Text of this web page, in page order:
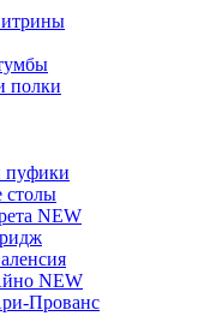
полки
пуфики
столы
NEW
NEW
Прованс